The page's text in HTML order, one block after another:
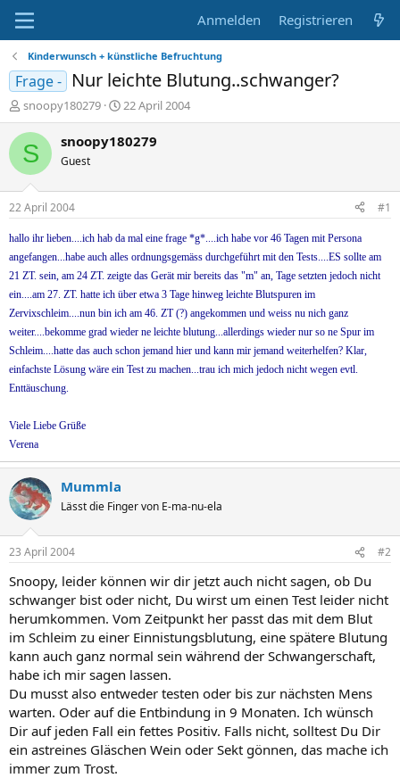
Anmelden Registrieren
Kinderwunsch + künstliche Befruchtung
Frage - Nur leichte Blutung..schwanger?
E
r
s
t
e
r
snoopy180279
E
r
s
t
a
22 April 2004
S snoopy180279
Guest
22 April 2004 #1
hallo ihr lieben....ich hab da mal eine frage *g*....ich habe vor 46 Tagen mit Persona
angefangen...habe auch alles ordnungsgemäss durchgeführt mit den Tests....ES sollte am
21 ZT. sein, am 24 ZT. zeigte das Gerät mir bereits das "m" an, Tage setzten jedoch nicht
ein....am 27. ZT. hatte ich über etwa 3 Tage hinweg leichte Blutspuren im
Zervixschleim....nun bin ich am 46. ZT (?) angekommen und weiss nu nich ganz
weiter....bekomme grad wieder ne leichte blutung...allerdings wieder nur so ne Spur im
Schleim....hatte das auch schon jemand hier und kann mir jemand weiterhelfen? Klar,
einfachste Lösung wäre ein Test zu machen...trau ich mich jedoch nicht wegen evtl.
Enttäuschung.
Viele Liebe Grüße
Verena
Mummla
Lässt die Finger von E-ma-nu-ela
23 April 2004 #2
Snoopy, leider können wir dir jetzt auch nicht sagen, ob Du
schwanger bist oder nicht, Du wirst um einen Test leider nicht
herumkommen. Vom Zeitpunkt her passt das mit dem Blut
im Schleim zu einer Einnistungsblutung, eine spätere Blutung
kann auch ganz normal sein während der Schwangerschaft,
habe ich mir sagen lassen.
Du musst also entweder testen oder bis zur nächsten Mens
warten. Oder auf die Entbindung in 9 Monaten. Ich wünsch
Dir auf jeden Fall ein fettes Positiv. Falls nicht, solltest Du Dir
ein astreines Gläschen Wein oder Sekt gönnen, das mache ich
immer zum Trost.